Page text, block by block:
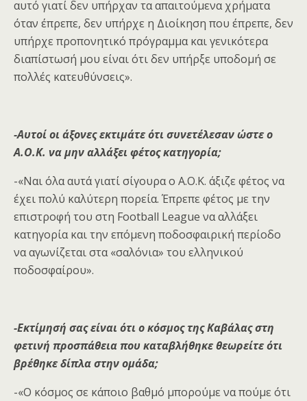
αυτό γιατί δεν υπήρχαν τα απαιτούμενα χρήματα
όταν έπρεπε, δεν υπήρχε η Διοίκηση που έπρεπε, δεν
υπήρχε προπονητικό πρόγραμμα και γενικότερα
διαπίστωσή μου είναι ότι δεν υπήρξε υποδομή σε
πολλές κατευθύνσεις».
-Αυτοί οι άξονες εκτιμάτε ότι συνετέλεσαν ώστε ο
Α.Ο.Κ. να μην αλλάξει φέτος κατηγορία;
-«Ναι όλα αυτά γιατί σίγουρα ο Α.Ο.Κ. άξιζε φέτος να
έχει πολύ καλύτερη πορεία. Έπρεπε φέτος με την
επιστροφή του στη Football League να αλλάξει
κατηγορία και την επόμενη ποδοσφαιρική περίοδο
να αγωνίζεται στα «σαλόνια» του ελληνικού
ποδοσφαίρου».
-Εκτίμησή σας είναι ότι ο κόσμος της Καβάλας στη
φετινή προσπάθεια που καταβλήθηκε θεωρείτε ότι
βρέθηκε δίπλα στην ομάδα;
-«Ο κόσμος σε κάποιο βαθμό μπορούμε να πούμε ότι